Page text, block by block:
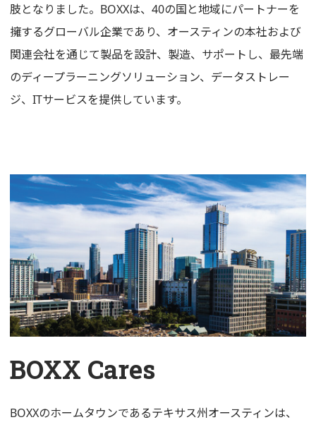
肢となりました。BOXXは、40の国と地域にパートナーを
擁するグローバル企業であり、オースティンの本社および
関連会社を通じて製品を設計、製造、サポートし、最先端
のディープラーニングソリューション、データストレー
ジ、ITサービスを提供しています。
BOXX Cares
BOXXのホームタウンであるテキサス州オースティンは、